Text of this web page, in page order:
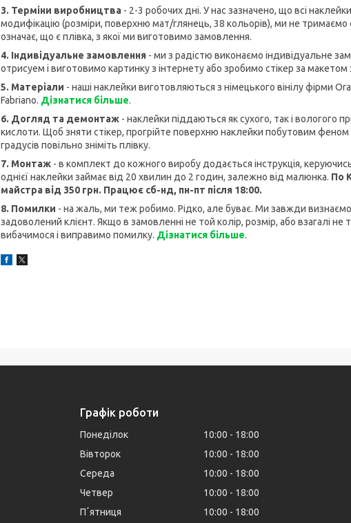
3. Терміни виробництва - 2-3 робочих дні. У нас зазначено, що всі
модифікацію (розміри, поверхню мат/глянець, 38 кольорів), ми не тримаємо
означає, що є плівка, з якої ми виготовимо замовлення.
4. Індивідуальне замовлення - ми з радістю виконаємо індивідуальне
отрисуем і виготовимо картинку з інтернету або зробимо стікер за макетом
5. Матеріали - наші наклейки виготовляються з німецького вінілу фірми
Fabriano. Дізнатися більше.
6. Догляд та демонтаж - наклейки піддаються як сухого, так і вологого
кислоти. Щоб зняти стікер, прогрійте поверхню наклейки побутовим феном
градусів повільно зніміть плівку.
7. Монтаж - в комплект до кожного виробу додається інструкція,
однієї наклейки займає від 20 хвилин до 2 годин, залежно від малюнка. По
майстра від 350 грн. Працює сб-нд, пн-пт після 18:00.
8. Помилки - на жаль, ми теж робимо. Рідко, але буває. Ми завжди
задоволений клієнт. Якщо в замовленні не той колір, розмір, або взагалі
вибачимося і виправимо помилку. Дізнатися більше.
Графік роботи
Понеділок 10:00
18:00
Вівторок
10:00
18:00
Середа
10:00
18:00
Четвер
10:00
18:00
Пʼятниця
10:00 18:00